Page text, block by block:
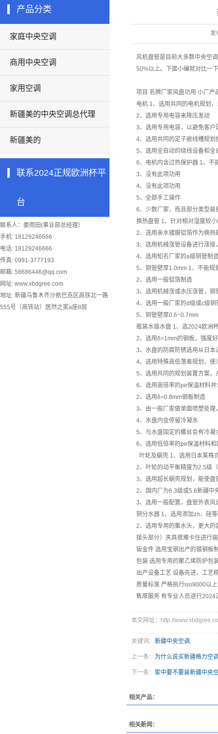
产品分类
家庭中央空调
商用中央空调
家用空调
新疆美的中央空调总代理
新疆美的
联系2024正规欧洲杯平
台
联系人：姜雨田(事业部总经理）
手机: 18129246666
电话: 18129246666
传真: 0991-3777193
邮箱: 58686446@qq.com
网址: www.xbdgree.com
地址: 新疆乌鲁木齐沙依巴克区高铁北一路
555号（高铁站）居然之家a座8层
发
风机盘管是目前大多数中央空
50%以上。下面小编就对比一
项目 名牌厂家风盘功用 小厂产
电机 1、选用共同的电机规划
2、选用专用电容来降压发动
3、选用专用电容，以避免客
4、选用共同的定子嵌线槽规
5、选用全自动的绕线设备和全
6、电机内含过热保护器 1、不
3、没有此项功用
4、没有此项功用
5、全部手工操作
6、少数厂家，而且部分类型装
换热盘管 1、针对相对湿度较
2、选用亲水镀膜铝箔作为换热
3、选用机械涨管设备进行涨接
4、选用知名厂家的a级铜管制
5、铜管壁厚1.0mm 1、不能规
2、选用一般铝箔制造
3、选用机械涨或水压涨管，铜
4、选用一般厂家的d级或c级铜
5、铜管壁厚0.6~0.7mm
瓶装水接水盘 1、选2024欧洲
2、选用δ=1mm的钢板，强度好
3、水盘的防腐防锈选用从日
4、选用特殊高低落差规划，使
5、选用共同的规划装置方案
6、选用高倍率的pe保温材料
2、选用δ=0.8mm钢板制造
3、由一般厂家做单面喷塑处
4、水盘内会停留冷凝水
5、与水盘固定的螺丝会有冷
6、选用低倍率的pe保温材料
叶轮及蜗壳 1、选用日本某株
2、叶轮的动平衡精度为2.5级
3、选用超长蜗壳规划，能使
2、国内厂为6.3级或5.6新疆中
3、选用一般配置，盘管外表
铜分水器 1、选用添加zn、硅
2、选用专用的集水头，更大
接头部分）夹具很难卡住进行
钣金件 选用宝钢出产的镀钢板
包装 选用专用的聚乙烯防护包
出产设备工艺 设备先进、工艺
质量标准 严格执行iso9000以
售厚服务 有专业人员进行2024
本文网址：http://
关键词： 新疆中央空调 ,
上一条： 为什么说买新疆格力空
下一条： 家中要不要装新疆中央
相关产品：
相关新闻：